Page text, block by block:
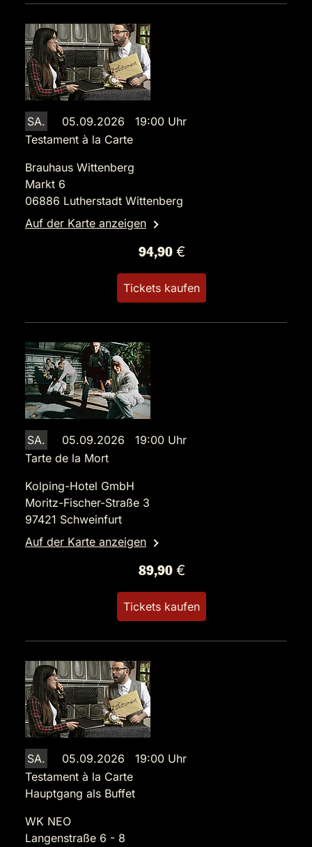
SA.
05.09.2026 19:00 Uhr
Testament à la Carte
Brauhaus Wittenberg
Markt 6
06886 Lutherstadt Wittenberg
Auf der Karte anzeigen
94,90 €
Tickets kaufen
SA.
05.09.2026 19:00 Uhr
Tarte de la Mort
Kolping-Hotel GmbH
Moritz-Fischer-Straße 3
97421 Schweinfurt
Auf der Karte anzeigen
89,90 €
Tickets kaufen
SA.
05.09.2026 19:00 Uhr
Testament à la Carte
Hauptgang als Buffet
WK NEO
Langenstraße 6 - 8